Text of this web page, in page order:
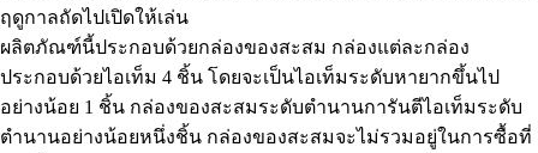
ฤดูกาลถัดไปเปิดให้เล่น
ผลิตภัณฑ์นี้ประกอบด้วยกล่องของสะสม กล่องแต่ละกล่อง
ประกอบด้วยไอเท็ม 4 ชิ้น โดยจะเป็นไอเท็มระดับหายากขึ้นไป
อย่างน้อย 1 ชิ้น กล่องของสะสมระดับตำนานการันตีไอเท็มระดับ
ตำนานอย่างน้อยหนึ่งชิ้น กล่องของสะสมจะไม่รวมอยู่ในการซื้อที่